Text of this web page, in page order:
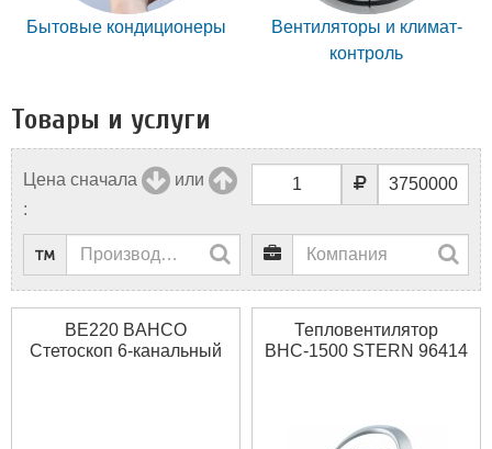
Бытовые кондиционеры
Вентиляторы и климат-
контроль
Товары и услуги
Цена сначала
или
:
BE220 BAHCO
Стетоскоп 6-канальный
Тепловентилятор
BHС-1500 STERN 96414